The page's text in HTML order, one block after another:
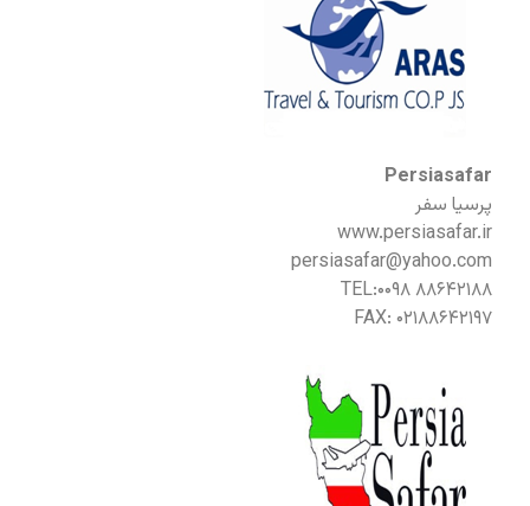
Persiasafar
پرسیا سفر
www.persiasafar.ir
persiasafar@yahoo.com
TEL:۰۰۹۸ ۸۸۶۴۲۱۸۸
FAX: ۰۲۱۸۸۶۴۲۱۹۷